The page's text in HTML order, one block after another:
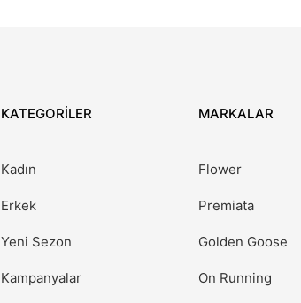
KATEGORİLER
Kadın
Erkek
Yeni Sezon
Kampanyalar
MARKALAR
Flower
Premiata
Golden Goose
On Running